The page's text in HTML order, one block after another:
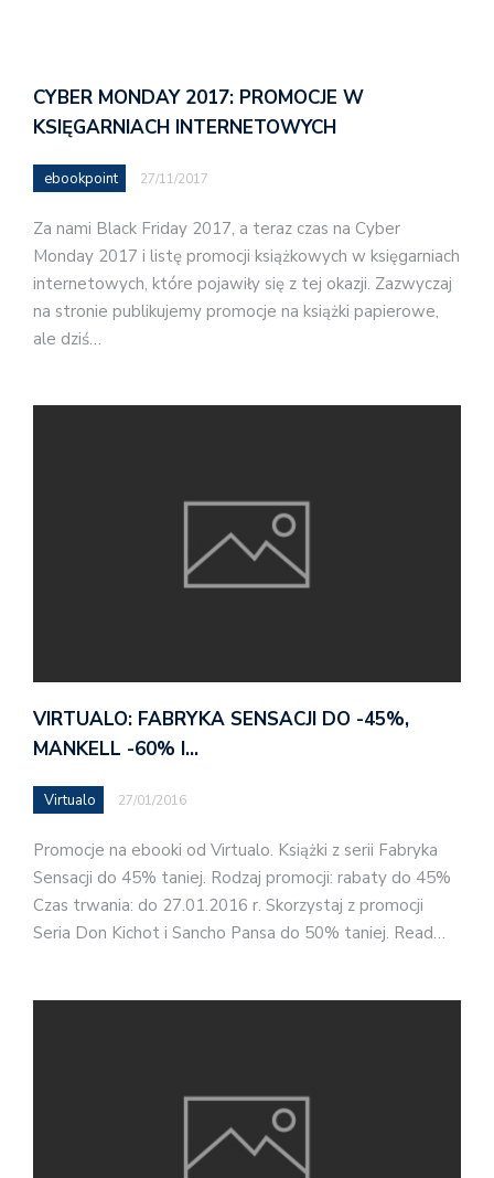
CYBER MONDAY 2017: PROMOCJE W
KSIĘGARNIACH INTERNETOWYCH
ebookpoint 27/11/2017
Za nami Black Friday 2017, a teraz czas na Cyber
Monday 2017 i listę promocji książkowych w księgarniach
internetowych, które pojawiły się z tej okazji. Zazwyczaj
na stronie publikujemy promocje na książki papierowe,
ale dziś…
VIRTUALO: FABRYKA SENSACJI DO -45%,
MANKELL -60% I…
Virtualo 27/01/2016
Promocje na ebooki od Virtualo. Książki z serii Fabryka
Sensacji do 45% taniej. Rodzaj promocji: rabaty do 45%
Czas trwania: do 27.01.2016 r. Skorzystaj z promocji
Seria Don Kichot i Sancho Pansa do 50% taniej. Read…